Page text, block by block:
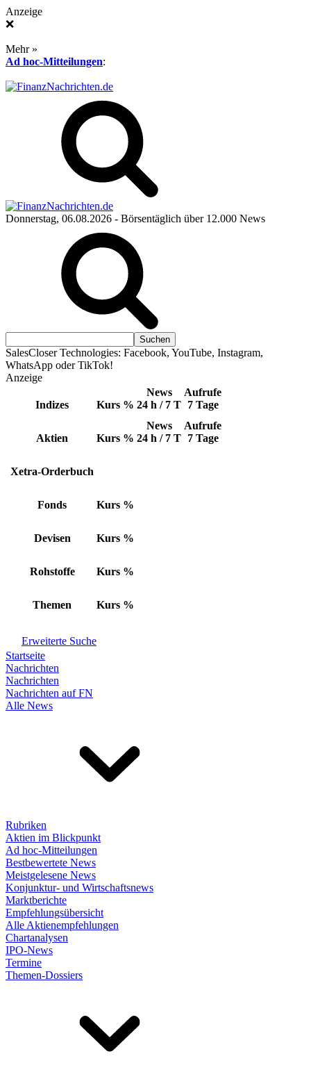
Anzeige
❌
Mehr »
Ad hoc-Mitteilungen:
Donnerstag, 06.08.2026 - Börsentäglich über 12.000 News
SalesCloser Technologies: Facebook, YouTube, Instagram,
WhatsApp oder TikTok!
Anzeige
Indizes Kurs %
News
24 h / 7 T
Aufrufe
7 Tage
Aktien Kurs %
News
24 h / 7 T
Aufrufe
7 Tage
Xetra-Orderbuch
Fonds Kurs %
Devisen Kurs %
Rohstoffe Kurs %
Themen Kurs %
Erweiterte Suche
Startseite
Nachrichten
Nachrichten
Nachrichten auf FN
Alle News
Rubriken
Aktien im Blickpunkt
Ad hoc-Mitteilungen
Bestbewertete News
Meistgelesene News
Konjunktur- und Wirtschaftsnews
Marktberichte
Empfehlungsübersicht
Alle Aktienempfehlungen
Chartanalysen
IPO-News
Termine
Themen-Dossiers